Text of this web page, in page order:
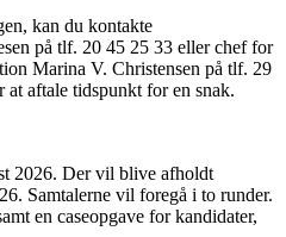
kan du kontakte
på tlf. 20 45 25 33 eller chef for
Marina V. Christensen på tlf. 29
at aftale tidspunkt for en snak.
2026. Der vil blive afholdt
Samtalerne vil foregå i to runder.
en caseopgave for kandidater,